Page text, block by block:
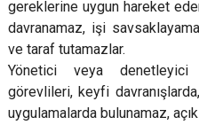
gereklerine uygun hareket
davranamaz, işi
ve taraf tutamazlar.
Yönetici veya denetleyici
görevlileri, keyfi
uygulamalarda bulunamaz,